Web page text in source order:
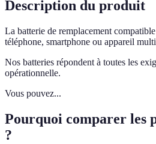
Description du produit
La batterie de remplacement
téléphone, smartphone ou appareil
Nos batteries répondent à toutes les
opérationnelle.
Vous pouvez...
Pourquoi comparer les
?